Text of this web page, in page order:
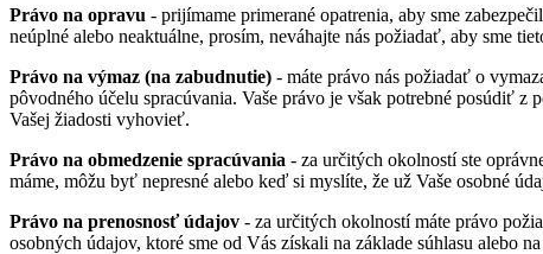
Právo na opravu - prijímame primerané opatrenia, aby sme
neúplné alebo neaktuálne, prosím, neváhajte nás požiadať, aby sme
Právo na výmaz (na zabudnutie) - máte právo nás požiadať o
pôvodného účelu spracúvania. Vaše právo je však potrebné posúdiť
Vašej žiadosti vyhovieť.
Právo na obmedzenie spracúvania - za určitých okolností ste
máme, môžu byť nepresné alebo keď si myslíte, že už Vaše osobné
Právo na prenosnosť údajov - za určitých okolností máte právo
osobných údajov, ktoré sme od Vás získali na základe súhlasu alebo